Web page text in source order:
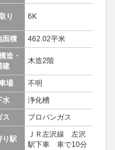
り 6K
面積 462.02平米
造・
建
木造2階
場
不明
水
浄化槽
ス プロパンガス
り駅
ＪＲ左沢線 左沢
駅下車 車で10分